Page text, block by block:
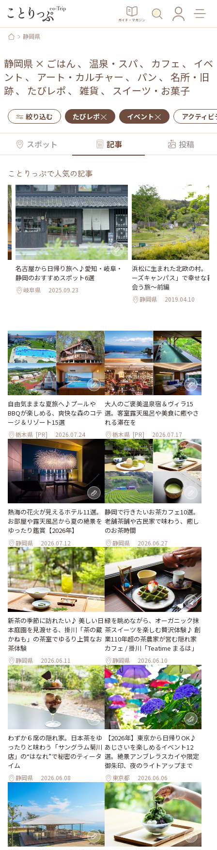
ガイド・マガジン
静岡県
静岡県 × ごはん 、 温泉・スパ、 カフェ 、 イベ
ント 、 アート・カルチャー 、 パン 、 名所・旧
跡、 たびレポ 、 雑貨 、 スイーツ・お菓子
絞り込む たびレポ イベント アクティ
スポット 記事 投稿
ことりっぷで人気の記事
名古屋から日帰り旅へ♪愛知・岐阜・
静岡のおすすめスポット6選
岐阜県 2025.09.23
浜松に生まれた北欧の村。「
ーズキャンパス」で幸せな暮
会う旅～前編
静岡県 2019.04.10
自由気ままな夏旅へ♪プールや
BBQが楽しめる、爽快な森のコテ
ージ＆リゾート15選
栃木県 [PR] 2026.07.24
大人のご褒美温泉宿＆ヴィラ15
選。客室露天風呂や美食に癒やさ
れる滞在を
栃木県 [PR] 2026.07.17
熱海の花火が見えるホテル11選。
お部屋や露天風呂から夏の絶景を
ゆったり鑑賞【2026年】
静岡県 2026.07.12
静岡で行きたいお茶カフェ10選。
老舗茶舗や古民家で味わう、癒し
のお茶時間
静岡県 2026.06.27
新茶の季節に訪れたい♪ 美しい日
本庭園を見渡せる、掛川「茶の蔵
かねも」の茶室でゆるり上質なお
茶体験
静岡県 2026.06.11
緑を眺めながら、オーガニック抹
茶スイーツを楽しむ贅沢体験♪ 創
業110年超の茶農家が営む隠れ家
カフェ / 掛川「Teatime まるは」
静岡県 2026.06.10
わずか６席の隠れ家。日本茶をゆ
ったりと味わう「サングラム菊川
店」の“はなれ”で秘密のティータ
イム
静岡県 2026.06.08
【2026年】東京から日帰りOK♪
あじさいを楽しめるイベント12
選。絶景アンブレラスカイや限定
御朱印、夜のライトアップまで
東京都 2026.06.06